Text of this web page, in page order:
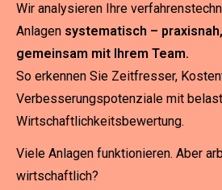
Wir analysieren Ihre
Anlagen systematisch –
gemeinsam mit Ihrem Team.
So erkennen Sie Zeitfresser,
Verbesserungspotenziale mit
Wirtschaftlichkeitsbewertung.
Viele Anlagen funktionieren. Aber
wirtschaftlich?